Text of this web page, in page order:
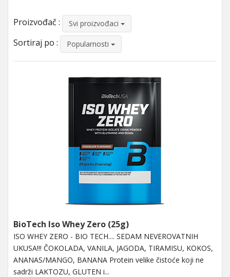
Proizvođač : Svi proizvođaci
Sortiraj po : Popularnosti
BioTech Iso Whey Zero (25g)
ISO WHEY ZERO - BIO TECH.... SEDAM NEVEROVATNIH
UKUSA!!! ČOKOLADA, VANILA, JAGODA, TIRAMISU, KOKOS,
ANANAS/MANGO, BANANA Protein velike čistoće koji ne
sadrži LAKTOZU, GLUTEN i...